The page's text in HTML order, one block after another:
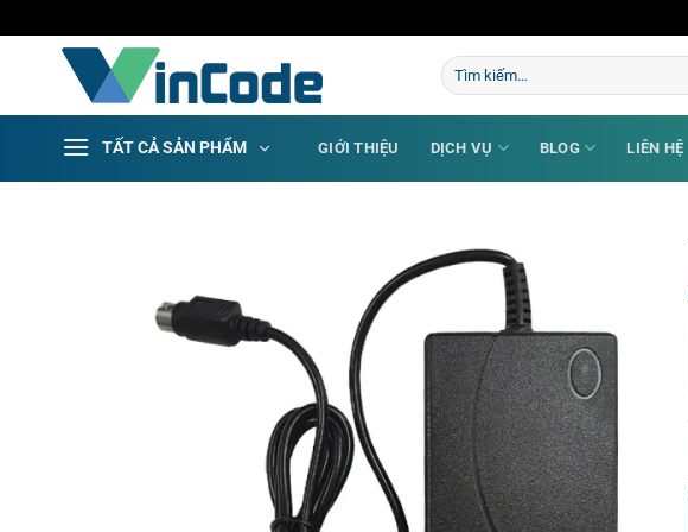
qua
Tìm
kiếm:
TẤT CẢ SẢN PHẨM GIỚI THIỆU DỊCH VỤ BLOG LIÊN HỆ